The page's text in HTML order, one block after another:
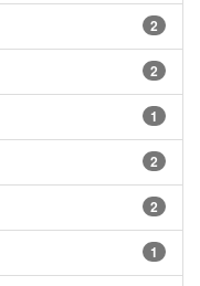
2
2
1
2
2
1